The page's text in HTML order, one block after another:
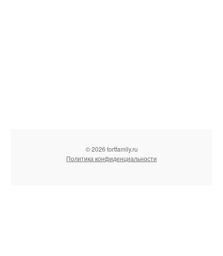
© 2026 tortfamily.ru
Политика конфиденциальности